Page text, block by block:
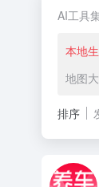
AI工具
本地
地图
排序